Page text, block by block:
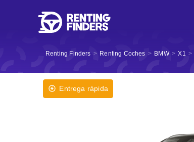
Renting Finders > Renting Coches > BMW > X1 >
Entrega rápida